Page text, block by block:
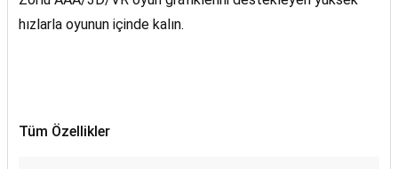
hızlarla oyunun içinde kalın.
Tüm Özellikler